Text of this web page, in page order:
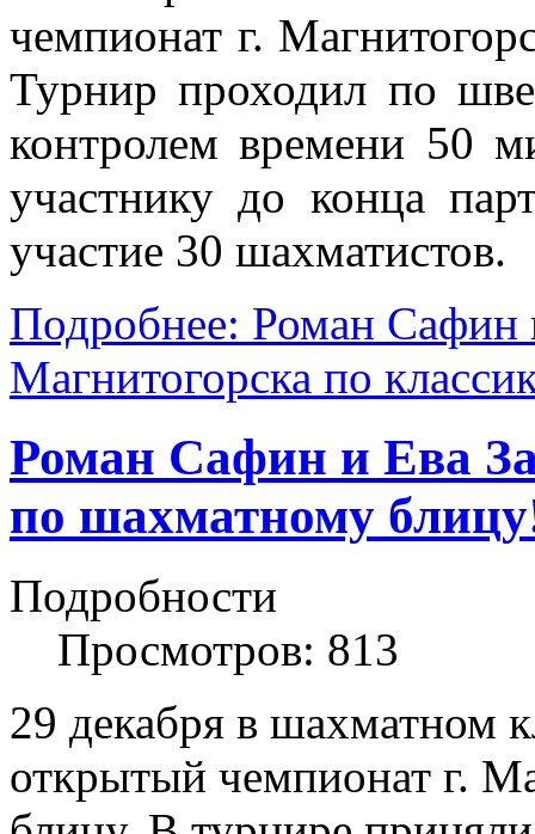
чемпионат г.
Турнир проходил по
контролем времени 50
участнику до конца
участие 30 шахматистов.
Подробнее: Роман
Магнитогорска по
Роман Сафин и Ева
по шахматному
Подробности
Просмотров: 813
29 декабря в шахматном
открытый чемпионат г.